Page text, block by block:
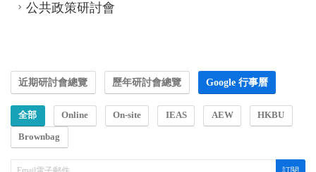
公共政策研討會
近期研討會總覽 歷年研討會總覽 Google 行事曆
全部 Online On-site IEAS AEW HKBU
Brownbag